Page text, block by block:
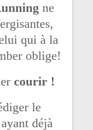
ne
qui à la
oblige!
courir !
le
déjà